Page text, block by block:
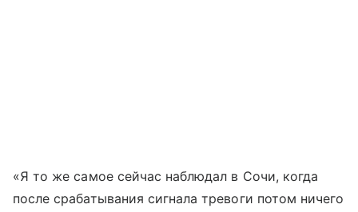
«Я то же самое сейчас наблюдал в Сочи, когда
после срабатывания сигнала тревоги потом ничего